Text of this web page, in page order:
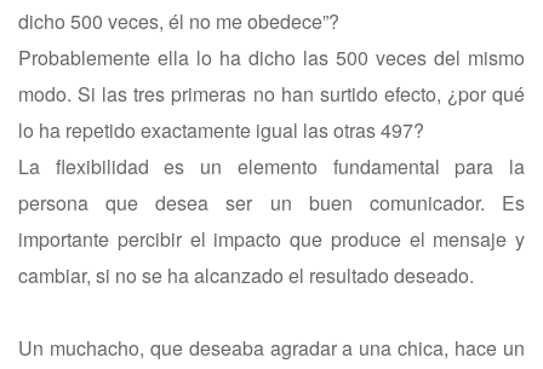
dicho 500 veces, él no me obedece”?
Probablemente ella lo ha dicho las 500 veces del mismo
modo. Si las tres primeras no han surtido efecto, ¿por qué
lo ha repetido exactamente igual las otras 497?
La flexibilidad es un elemento fundamental para la
persona que desea ser un buen comunicador. Es
importante percibir el impacto que produce el mensaje y
cambiar, si no se ha alcanzado el resultado deseado.
Un muchacho, que deseaba agradar a una chica, hace un